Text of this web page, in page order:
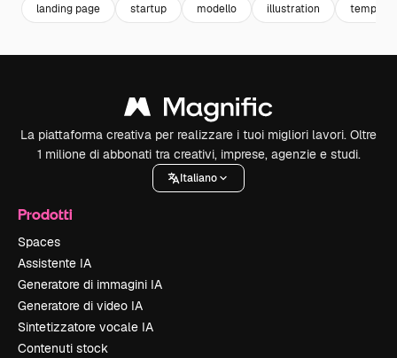
landing page startup modello illustration template
La piattaforma creativa per realizzare i tuoi migliori lavori. Oltre
1 milione di abbonati tra creativi, imprese, agenzie e studi.
Italiano
Prodotti
Spaces
Assistente IA
Generatore di immagini IA
Generatore di video IA
Sintetizzatore vocale IA
Contenuti stock